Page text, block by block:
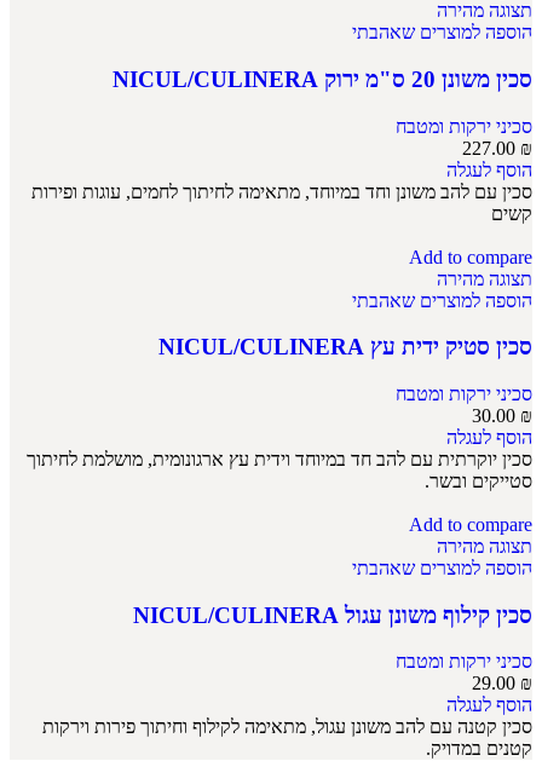
תצוגה מהירה
הוספה למוצרים שאהבתי
סכין משונן 20 ס"מ ירוק NICUL/CULINERA
סכיני ירקות ומטבח
227.00 ₪
הוסף לעגלה
סכין עם להב משונן וחד במיוחד, מתאימה לחיתוך לחמים, עוגות ופירות
קשים
Add to compare
תצוגה מהירה
הוספה למוצרים שאהבתי
סכין סטיק ידית עץ NICUL/CULINERA
סכיני ירקות ומטבח
30.00 ₪
הוסף לעגלה
סכין יוקרתית עם להב חד במיוחד וידית עץ ארגונומית, מושלמת לחיתוך
סטייקים ובשר.
Add to compare
תצוגה מהירה
הוספה למוצרים שאהבתי
סכין קילוף משונן עגול NICUL/CULINERA
סכיני ירקות ומטבח
29.00 ₪
הוסף לעגלה
סכין קטנה עם להב משונן עגול, מתאימה לקילוף וחיתוך פירות וירקות
קטנים במדויק.